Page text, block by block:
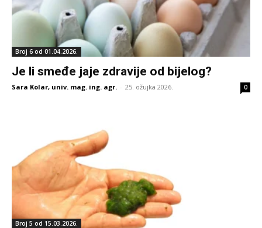
Broj 6 od 01.04.2026.
Je li smeđe jaje zdravije od bijelog?
Sara Kolar, univ. mag. ing. agr. - 25. ožujka 2026. 0
Broj 5 od 15.03.2026.